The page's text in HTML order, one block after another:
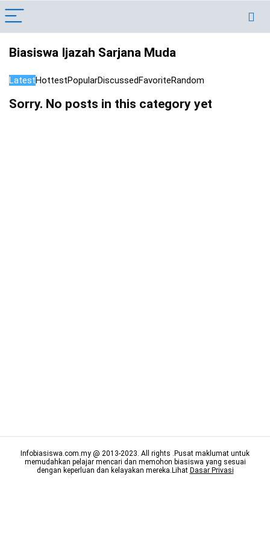
Biasiswa Ijazah Sarjana Muda
LatestHottestPopularDiscussedFavoriteRandom
Sorry. No posts in this category yet
Infobiasiswa.com.my @ 2013-2023. All rights .Pusat maklumat untuk
memudahkan pelajar mencari dan memohon biasiswa yang sesuai
dengan keperluan dan kelayakan mereka.Lihat Dasar Privasi